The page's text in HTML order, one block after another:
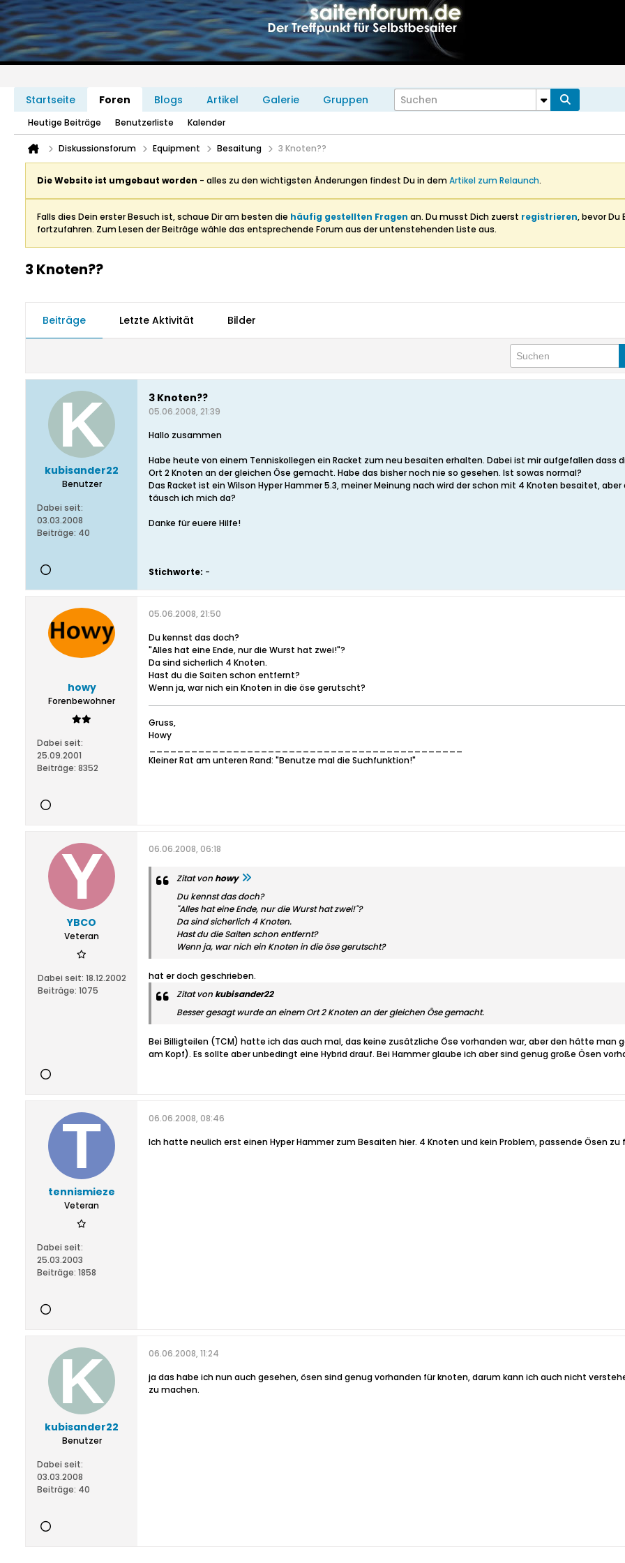
Startseite Foren Blogs Artikel Galerie Gruppen
Heutige Beiträge Benutzerliste Kalender
Diskussionsforum Equipment Besaitung 3 Knoten??
Die Website ist umgebaut worden - alles zu den wichtigsten Änderungen findest Du in demArtikel zum Relaunch.
Falls dies Dein erster Besuch ist, schaue Dir am besten die häufig gestellten Fragen an. Du musst Dich zuerst registrieren, bevor Du
fortzufahren. Zum Lesen der Beiträge wähle das entsprechende Forum aus der untenstehenden Liste aus.
3 Knoten??
Beiträge Letzte Aktivität Bilder
kubisander22
Benutzer
Dabei seit:
03.03.2008
Beiträge: 40
3 Knoten??
05.06.2008, 21:39
Hallo zusammen
Habe heute von einem Tenniskollegen ein Racket zum neu besaiten erhalten. Dabei ist mir aufgefallen dass
Ort 2 Knoten an der gleichen Öse gemacht. Habe das bisher noch nie so gesehen. Ist sowas normal?
Das Racket ist ein Wilson Hyper Hammer 5.3, meiner Meinung nach wird der schon mit 4 Knoten besaitet,
täusch ich mich da?
Danke für euere Hilfe!
Stichworte: -
howy
Forenbewohner
Dabei seit:
25.09.2001
Beiträge: 8352
05.06.2008, 21:50
Du kennst das doch?
"Alles hat eine Ende, nur die Wurst hat zwei!"?
Da sind sicherlich 4 Knoten.
Hast du die Saiten schon entfernt?
Wenn ja, war nich ein Knoten in die öse gerutscht?
Gruss,
Howy
Kleiner Rat am unteren Rand: "Benutze mal die Suchfunktion!"
YBCO
Veteran
Dabei seit: 18.12.2002
Beiträge: 1075
06.06.2008, 06:18
Zitat vonhowy
Du kennst das doch?
"Alles hat eine Ende, nur die Wurst hat zwei!"?
Da sind sicherlich 4 Knoten.
Hast du die Saiten schon entfernt?
Wenn ja, war nich ein Knoten in die öse gerutscht?
hat er doch geschrieben.
Zitat vonkubisander22
Besser gesagt wurde an einem Ort 2 Knoten an der gleichen Öse gemacht.
Bei Billigteilen (TCM) hatte ich das auch mal, das keine zusätzliche Öse vorhanden war, aber den hätte
am Kopf). Es sollte aber unbedingt eine Hybrid drauf. Bei Hammer glaube ich aber sind genug große Ösen
tennismieze
Veteran
Dabei seit:
25.03.2003
Beiträge: 1858
06.06.2008, 08:46
Ich hatte neulich erst einen Hyper Hammer zum Besaiten hier. 4 Knoten und kein Problem, passende Ösen zu
kubisander22
Benutzer
Dabei seit:
03.03.2008
Beiträge: 40
06.06.2008, 11:24
ja das habe ich nun auch gesehen, ösen sind genug vorhanden für knoten, darum kann ich auch nicht
zu machen.